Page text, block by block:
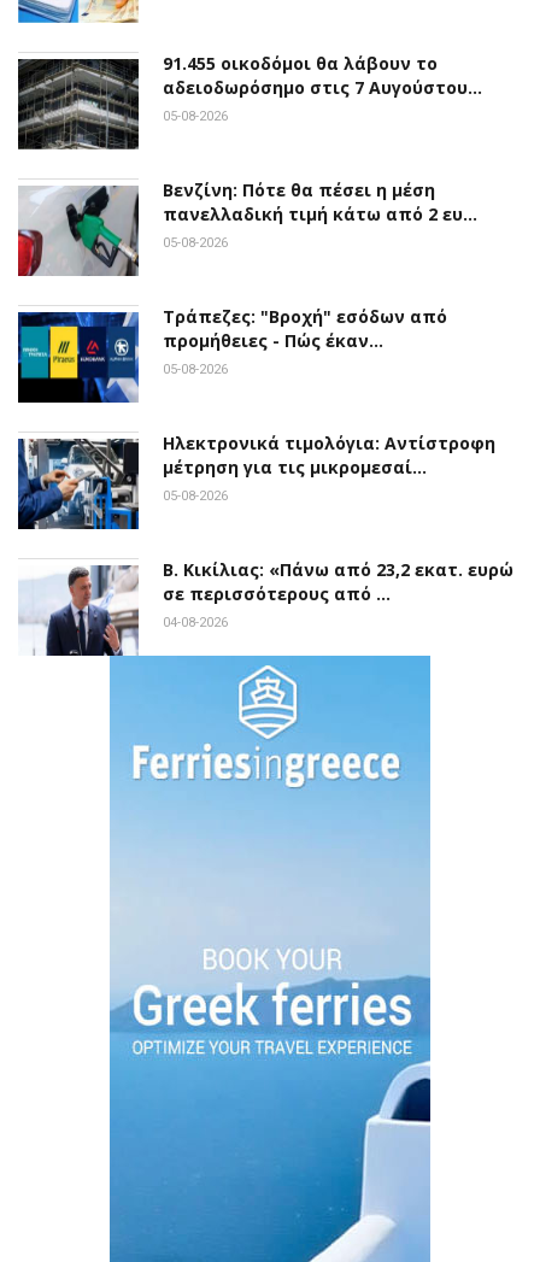
91.455 οικοδόμοι θα λάβουν το
αδειοδωρόσημο στις 7 Αυγούστου…
05-08-2026
Βενζίνη: Πότε θα πέσει η μέση
πανελλαδική τιμή κάτω από 2 ευ…
05-08-2026
Τράπεζες: "Βροχή" εσόδων από
προμήθειες - Πώς έκαν…
05-08-2026
Ηλεκτρονικά τιμολόγια: Αντίστροφη
μέτρηση για τις μικρομεσαί…
05-08-2026
Β. Κικίλιας: «Πάνω από 23,2 εκατ. ευρώ
σε περισσότερους από …
04-08-2026